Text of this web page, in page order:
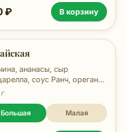
₽ В корзину
ананасы, сыр
соус Ранч, орегано,
Большая Малая